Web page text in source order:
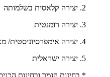
2. יצירה קלאסית בשלמותה
3. יצירה רומנטית
4. יצירה אימפרסיוניסטית/ מאה עשרים / בת זמננו
5. יצירה ישראלית